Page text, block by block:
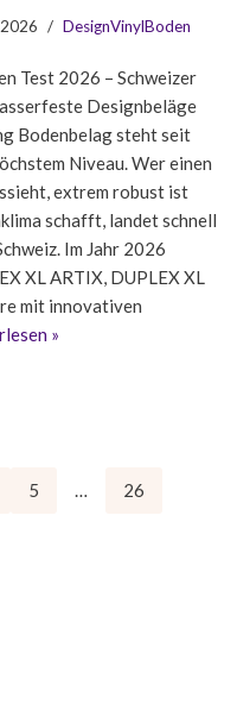
DesignVinylBoden
Test 2026 – Schweizer
Designbeläge
Bodenbelag steht seit
Niveau. Wer einen
extrem robust ist
schafft, landet schnell
Im Jahr 2026
XL ARTIX, DUPLEX XL
mit innovativen
»
5 … 26